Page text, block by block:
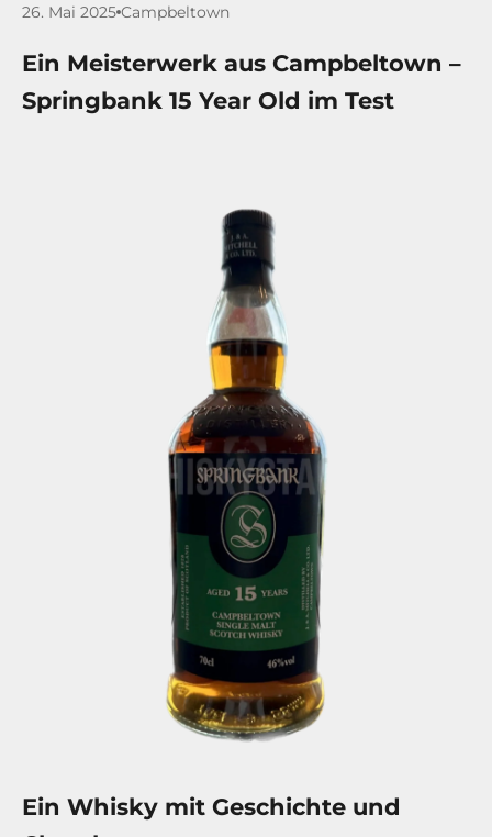
26. Mai 2025 Campbeltown
Ein Meisterwerk aus Campbeltown –
Springbank 15 Year Old im Test
Ein Whisky mit Geschichte und